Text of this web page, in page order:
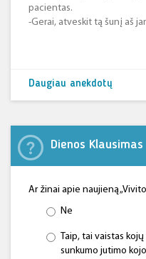
pacientas.
-Gerai, atveskit tą šunį aš
Daugiau anekdotų
Dienos Klausimas
Ar žinai apie naujieną
Ne
Taip, tai vaistas
sunkumo jutimo